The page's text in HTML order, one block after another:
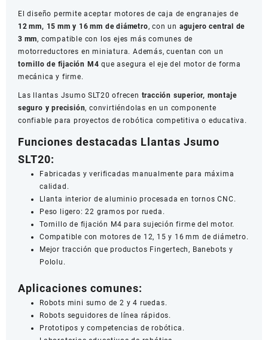
El diseño permite aceptar motores de caja de engranajes de
12 mm, 15 mm y 16 mm de diámetro, con un agujero central de
3 mm, compatible con los ejes más comunes de
motorreductores en miniatura. Además, cuentan con un
tornillo de fijación M4 que asegura el eje del motor de forma
mecánica y firme.
Las llantas Jsumo SLT20 ofrecen tracción superior, montaje
seguro y precisión, convirtiéndolas en un componente
confiable para proyectos de robótica competitiva o educativa.
Funciones destacadas Llantas Jsumo
SLT20:
Fabricadas y verificadas manualmente para máxima
calidad.
Llanta interior de aluminio procesada en tornos CNC.
Peso ligero: 22 gramos por rueda.
Tornillo de fijación M4 para sujeción firme del motor.
Compatible con motores de 12, 15 y 16 mm de diámetro.
Mejor tracción que productos Fingertech, Banebots y
Pololu.
Aplicaciones comunes:
Robots mini sumo de 2 y 4 ruedas.
Robots seguidores de línea rápidos.
Prototipos y competencias de robótica.